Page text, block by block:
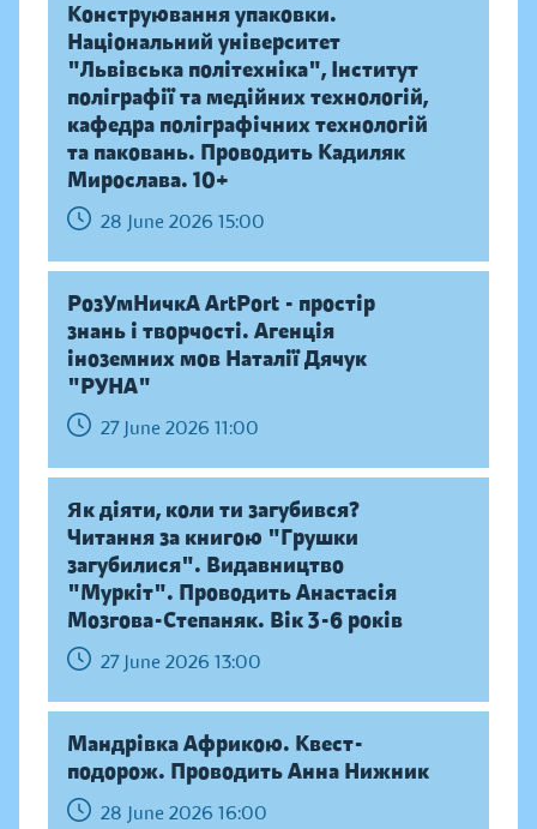
Конструювання упаковки.
Національний університет
"Львівська політехніка", Інститут
поліграфії та медійних технологій,
кафедра поліграфічних технологій
та паковань. Проводить Кадиляк
Мирослава. 10+
28 June 2026 15:00
РозУмНичкА ArtPort - простір
знань і творчості. Агенція
іноземних мов Наталії Дячук
"РУНА"
27 June 2026 11:00
Як діяти, коли ти загубився?
Читання за книгою "Грушки
загубилися". Видавництво
"Муркіт". Проводить Анастасія
Мозгова-Степаняк. Вік 3-6 років
27 June 2026 13:00
Мандрівка Африкою. Квест-
подорож. Проводить Анна Нижник
28 June 2026 16:00